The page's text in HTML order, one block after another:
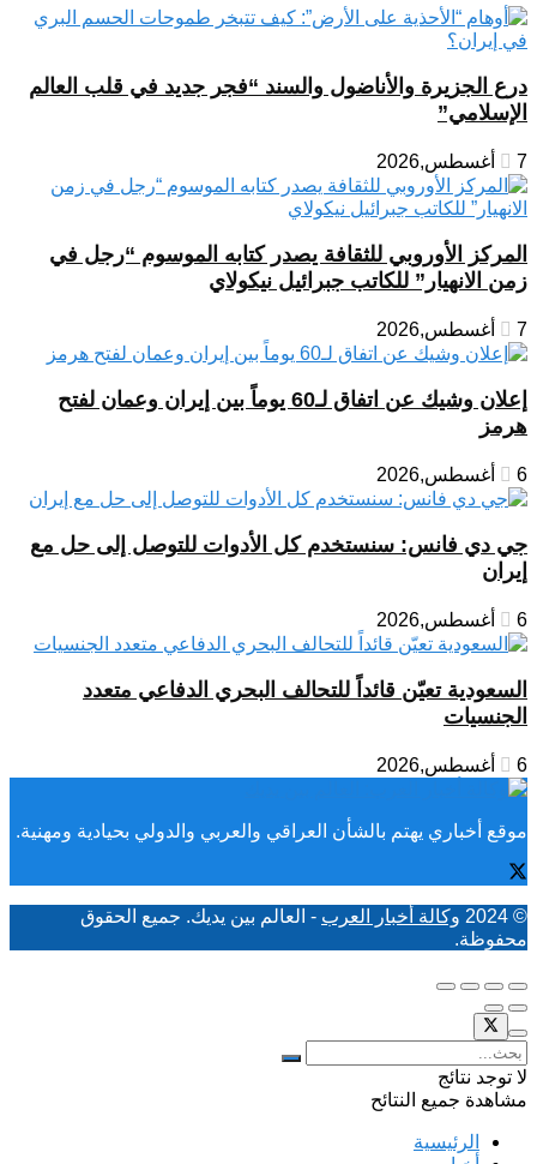
درع الجزيرة والأناضول والسند “فجر جديد في قلب العالم
الإسلامي”
7 أغسطس,2026
المركز الأوروبي للثقافة يصدر كتابه الموسوم “رجل في
زمن الانهيار” للكاتب جبرائيل نيكولاي
7 أغسطس,2026
إعلان وشيك عن اتفاق لـ60 يوماً بين إيران وعمان لفتح
هرمز
6 أغسطس,2026
جي دي فانس: سنستخدم كل الأدوات للتوصل إلى حل مع
إيران
6 أغسطس,2026
السعودية تعيّن قائداً للتحالف البحري الدفاعي متعدد
الجنسيات
6 أغسطس,2026
موقع أخباري يهتم بالشأن العراقي والعربي والدولي بحيادية ومهنية.
© 2024 وكالة أخبار العرب - العالم بين يديك. جميع الحقوق
محفوظة.
لا توجد نتائج
مشاهدة جميع النتائح
الرئيسية